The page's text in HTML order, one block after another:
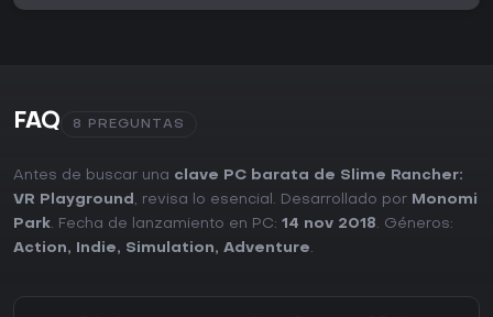
FAQ 8 PREGUNTAS
Antes de buscar una clave PC barata de Slime Rancher:
VR Playground , revisa lo esencial. Desarrollado por Monomi
Park. Fecha de lanzamiento en PC: 14 nov 2018. Géneros:
Action, Indie, Simulation, Adventure.